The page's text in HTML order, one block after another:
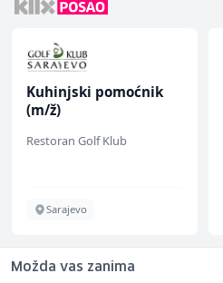
Kuhinjski pomoćnik
(m/ž)
Restoran Golf Klub
Sarajevo
Možda vas zanima